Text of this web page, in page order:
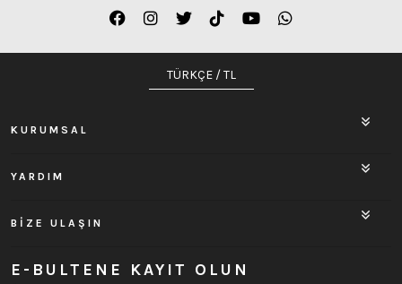
TÜRKÇE / TL
KURUMSAL
YARDIM
BİZE ULAŞIN
E-BULTENE KAYIT OLUN